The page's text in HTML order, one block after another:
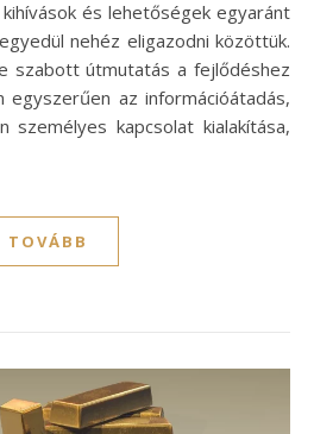
és lehetőségek egyaránt
nehéz eligazodni közöttük.
szabott útmutatás a fejlődéshez
az információátadás,
személyes kapcsolat kialakítása,
TOVÁBB